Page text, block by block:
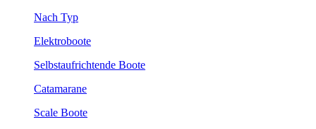
Nach Typ
Elektroboote
Selbstaufrichtende Boote
Catamarane
Scale Boote